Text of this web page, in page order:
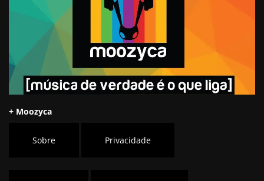
+ Moozyca
Sobre Privacidade